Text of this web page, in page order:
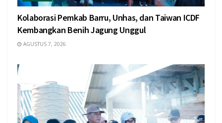
Kolaborasi Pemkab Barru, Unhas, dan Taiwan ICDF
Kembangkan Benih Jagung Unggul
AGUSTUS 7, 2026